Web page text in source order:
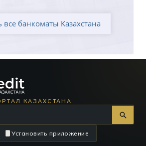
все банкоматы Казахстана
КАЗАХСТАНА
Установить приложение